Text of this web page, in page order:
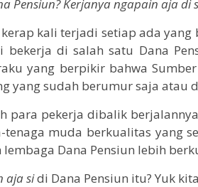
Pensiun? Kerjanya ngapain aja di
kali terjadi setiap ada
bekerja di salah satu Dana
yang berpikir bahwa
yang sudah berumur saja atau
para pekerja dibalik
tenaga muda berkualitas yang
Dana Pensiun lebih
ajasidi Dana Pensiun itu? Yuk